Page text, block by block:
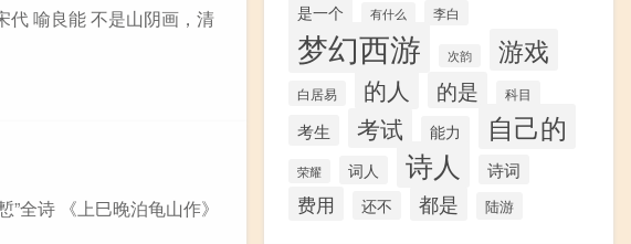
代 喻良能 不是山阴画，清
全诗 《上巳晚泊龟山作》
是一个 有什么 李白
梦幻西游 次韵 游戏
白居易 的人 的是 科目
考生 考试 能力 自己的
荣耀 词人 诗人 诗词
费用 还不 都是 陆游